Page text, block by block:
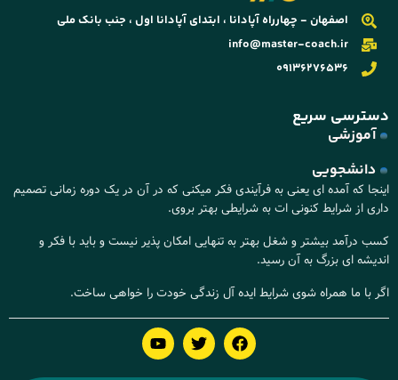
اصفهان - چهارراه آپادانا ، ابتدای آپادانا اول ، جنب بانک ملی
info@master-coach.ir
09136276536
دسترسی سریع
آموزشی
دانشجویی
اینجا که آمده ای یعنی به فرآیندی فکر میکنی که در آن در یک دوره زمانی تصمیم
داری از شرایط کنونی ات به شرایطی بهتر بروی.
کسب درآمد بیشتر و شغل بهتر به تنهایی امکان پذیر نیست و باید با فکر و
اندیشه ای بزرگ به آن رسید.
اگر با ما همراه شوی شرایط ایده آل زندگی خودت را خواهی ساخت.